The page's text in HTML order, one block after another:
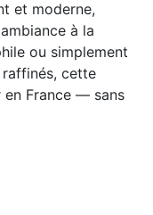
et moderne,
à la
ou simplement
cette
France — sans